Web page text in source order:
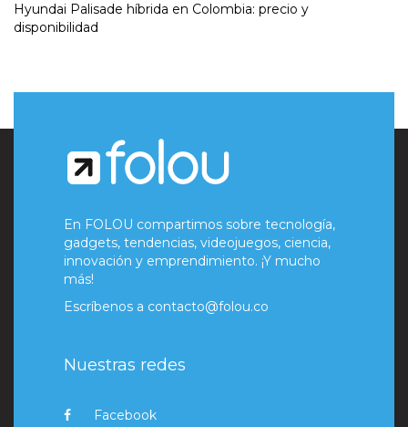
Hyundai Palisade híbrida en Colombia: precio y
disponibilidad
En FOLOU compartimos sobre tecnología,
gadgets, tendencias, videojuegos, ciencia,
innovación y emprendimiento. ¡Y mucho
más!
Escríbenos a contacto@folou.co
Nuestras redes
Facebook